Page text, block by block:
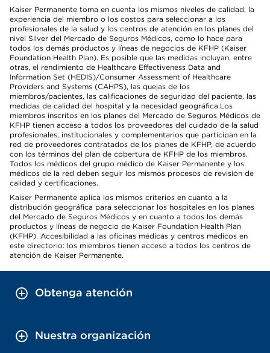
Kaiser Permanente toma en cuenta los mismos niveles de calidad, la
experiencia del miembro o los costos para seleccionar a los
profesionales de la salud y los centros de atención en los planes del
nivel Silver del Mercado de Seguros Médicos, como lo hace para
todos los demás productos y líneas de negocios de KFHP (Kaiser
Foundation Health Plan). Es posible que las medidas incluyan, entre
otras, el rendimiento de Healthcare Effectiveness Data and
Information Set (HEDIS)/Consumer Assessment of Healthcare
Providers and Systems (CAHPS), las quejas de los
miembros/pacientes, las calificaciones de seguridad del paciente, las
medidas de calidad del hospital y la necesidad geográfica.Los
miembros inscritos en los planes del Mercado de Seguros Médicos de
KFHP tienen acceso a todos los proveedores del cuidado de la salud
profesionales, institucionales y complementarios que participan en la
red de proveedores contratados de los planes de KFHP, de acuerdo
con los términos del plan de cobertura de KFHP de los miembros.
Todos los médicos del grupo médico de Kaiser Permanente y los
médicos de la red deben seguir los mismos procesos de revisión de
calidad y certificaciones.
Kaiser Permanente aplica los mismos criterios en cuanto a la
distribución geográfica para seleccionar los hospitales en los planes
del Mercado de Seguros Médicos y en cuanto a todos los demás
productos y líneas de negocio de Kaiser Foundation Health Plan
(KFHP). Accesibilidad a las oficinas médicas y centros médicos en
este directorio: los miembros tienen acceso a todos los centros de
atención de Kaiser Permanente.
Obtenga atención
Nuestra organización